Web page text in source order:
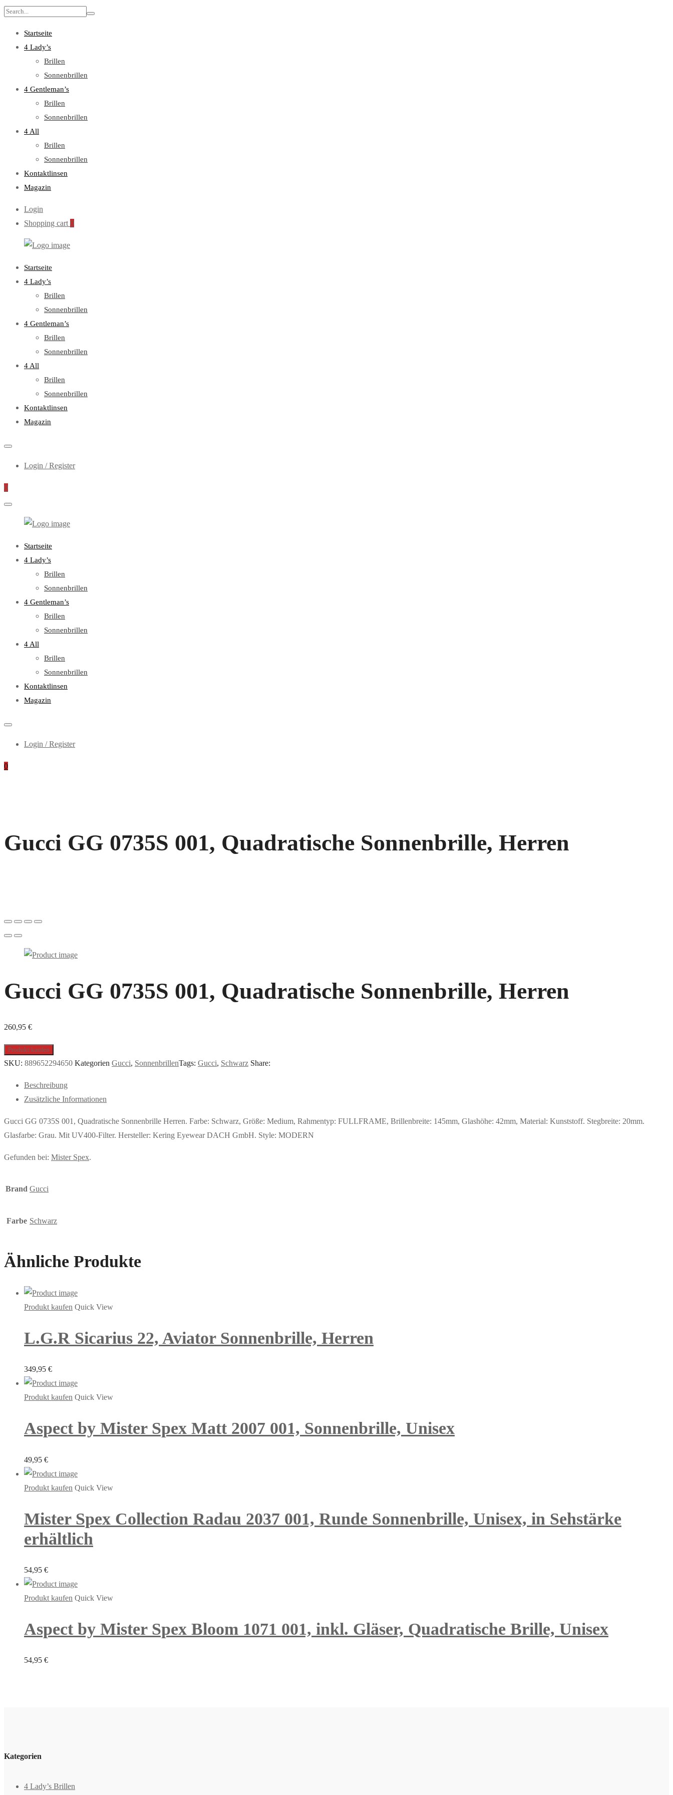
Search
Startseite
4 Lady’s
Brillen
Sonnenbrillen
4 Gentleman’s
Brillen
Sonnenbrillen
4 All
Brillen
Sonnenbrillen
Kontaktlinsen
Magazin
Login
Shopping cart 0
Primary
Menu
Startseite
4 Lady’s
Brillen
Sonnenbrillen
4 Gentleman’s
Brillen
Sonnenbrillen
4 All
Brillen
Sonnenbrillen
Kontaktlinsen
Magazin
Login / Register
0
Primary
Menu
Startseite
4 Lady’s
Brillen
Sonnenbrillen
4 Gentleman’s
Brillen
Sonnenbrillen
4 All
Brillen
Sonnenbrillen
Kontaktlinsen
Magazin
Login / Register
0
Gucci GG 0735S 001, Quadratische Sonnenbrille, Herren
Gucci GG 0735S 001, Quadratische Sonnenbrille, Herren
260,95 €
Produkt kaufen
SKU: 889652294650 Kategorien Gucci, SonnenbrillenTags: Gucci, Schwarz Share:
Beschreibung
Zusätzliche Informationen
Gucci GG 0735S 001, Quadratische Sonnenbrille Herren. Farbe: Schwarz, Größe: Medium, Rahmentyp: FULLFRAME, Brillenbreite: 145mm, Glashöhe: 42mm, Material: Kunststoff. Stegbreite: 20mm.
Glasfarbe: Grau. Mit UV400-Filter. Hersteller: Kering Eyewear DACH GmbH. Style: MODERN
Gefunden bei: Mister Spex.
Brand Gucci
Farbe Schwarz
Ähnliche Produkte
Produkt kaufen Quick View
L.G.R Sicarius 22, Aviator Sonnenbrille, Herren
349,95 €
Produkt kaufen Quick View
Aspect by Mister Spex Matt 2007 001, Sonnenbrille, Unisex
49,95 €
Produkt kaufen Quick View
Mister Spex Collection Radau 2037 001, Runde Sonnenbrille, Unisex, in Sehstärke
erhältlich
54,95 €
Produkt kaufen Quick View
Aspect by Mister Spex Bloom 1071 001, inkl. Gläser, Quadratische Brille, Unisex
54,95 €
Kategorien
4 Lady’s Brillen